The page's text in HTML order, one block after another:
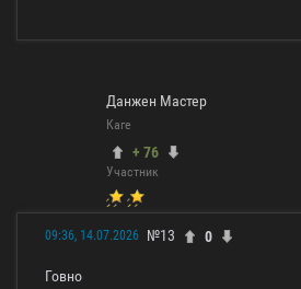
Данжен Мастер
Каге
+ 76
Участник
09:36, 14.07.2026 №13 0
Говно